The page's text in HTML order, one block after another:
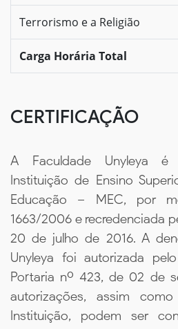
Terrorismo e a Religião
Carga Horária Total
CERTIFICAÇÃO
A Faculdade Unyleya é
Instituição de Ensino
Educação – MEC, por
1663/2006 e recredenciada
20 de julho de 2016. A
Unyleya foi autorizada
Portaria nº 423, de 02 de
autorizações, assim
Instituição, podem ser